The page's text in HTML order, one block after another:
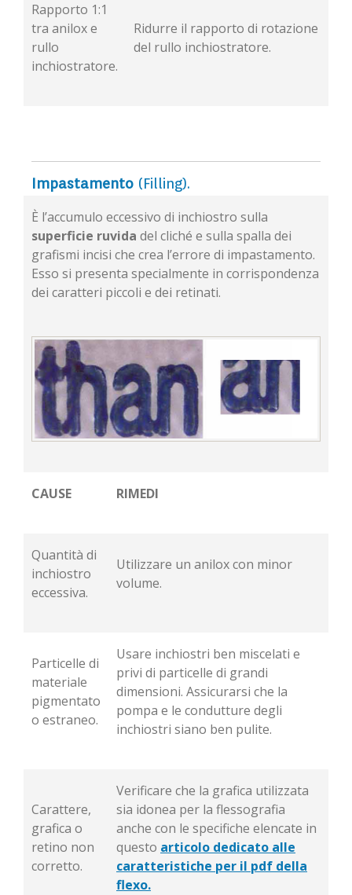
Rapporto 1:1
tra anilox e
rullo
inchiostratore.
Ridurre il rapporto di rotazione
del rullo inchiostratore.
Impastamento (Filling).
È l’accumulo eccessivo di inchiostro sulla
superficie ruvida del cliché e sulla spalla dei
grafismi incisi che crea l’errore di impastamento.
Esso si presenta specialmente in corrispondenza
dei caratteri piccoli e dei retinati.
CAUSE RIMEDI
Quantità di
inchiostro
eccessiva.
Utilizzare un anilox con minor
volume.
Particelle di
materiale
pigmentato
o estraneo.
Usare inchiostri ben miscelati e
privi di particelle di grandi
dimensioni. Assicurarsi che la
pompa e le condutture degli
inchiostri siano ben pulite.
Carattere,
grafica o
retino non
corretto.
Verificare che la grafica utilizzata
sia idonea per la flessografia
anche con le specifiche elencate in
questo articolo dedicato alle
caratteristiche per il pdf della
flexo.